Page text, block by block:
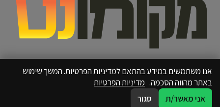
אנו משתמשים במידע בהתאם למדיניות הפרטיות. המשך שימוש
באתר מהווה הסכמה. מדיניות הפרטיות
אני מאשר/ת
סגור